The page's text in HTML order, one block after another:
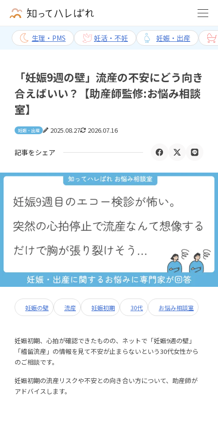
生理・PMS 妊活・不妊 妊娠・出産
「妊娠9週の壁」流産の不安にどう向き
合えばいい？【助産師監修:お悩み相談
室】
妊娠・出産 2025.08.27 2026.07.16
記事をシェア
妊娠の壁 流産 妊娠初期 30代 お悩み相談室
妊娠初期、心拍が確認できたものの、ネットで「妊娠9週の壁」
「稽留流産」の情報を見て不安が止まらないという30代女性から
のご相談です。
妊娠初期の流産リスクや不安との向き合い方について、助産師が
アドバイスします。